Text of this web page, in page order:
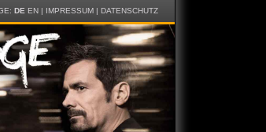
DE EN| IMPRESSUM| DATENSCHUTZ